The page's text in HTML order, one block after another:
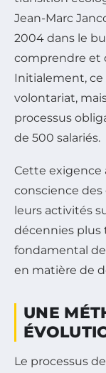
Jean-Marc
2004 dans le
comprendre et
Initialement, ce
volontariat,
processus
de 500 salariés.
Cette exigence
conscience des
leurs activités
décennies plus
fondamental
en matière de
UNE
Le processus